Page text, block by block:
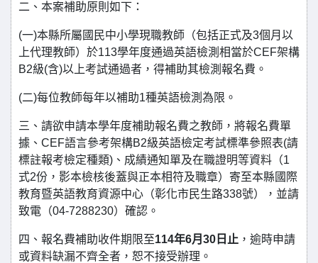
二、本案補助原則如下：
(一)本縣所屬國民中小學現職教師（包括正式及3個月以
上代理教師）於113學年度通過英語檢測相當於CEF架構
B2級(含)以上考試通過者，得補助其檢測報名費。
(二)每位教師每年以補助1種英語檢測為限。
三、請欲申請本學年度補助報名費之教師，將報名費單
據、CEF語言參考架構B2級英語檢定考試標準參照表(請
標註報考檢定種類)、成績通知單及在職證明等資料（1
式2份，影本檢核後蓋與正本相符及職章）寄至本縣國際
教育暨英語教育資源中心（彰化市民生路338號），並請
致電（04-7288230）確認。
四、報名費補助收件期限至114年6月30日止 ，逾時申請
或資料缺漏不齊全者，恕不接受辦理。